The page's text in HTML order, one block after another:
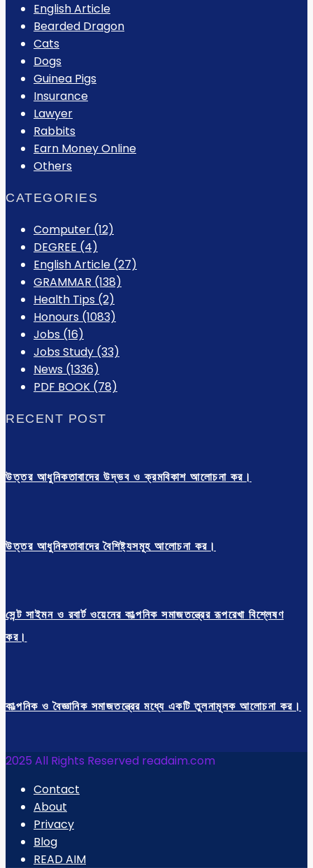
English Article
Bearded Dragon
Cats
Dogs
Guinea Pigs
Insurance
Lawyer
Rabbits
Earn Money Online
Others
CATEGORIES
Computer (12)
DEGREE (4)
English Article (27)
GRAMMAR (138)
Health Tips (2)
Honours (1083)
Jobs (16)
Jobs Study (33)
News (1336)
PDF BOOK (78)
RECENT POST
উত্তর আধুনিকতাবাদের উদ্ভব ও ক্রমবিকাশ আলোচনা কর।
উত্তর আধুনিকতাবাদের বৈশিষ্ট্যসমূহ আলোচনা কর।
সেন্ট সাইমন ও রবার্ট ওয়েনের কাল্পনিক সমাজতন্ত্রের রূপরেখা বিশ্লেষণ
কর।
কাল্পনিক ও বৈজ্ঞানিক সমাজতন্ত্রের মধ্যে একটি তুলনামূলক আলোচনা কর।
2025 All Rights Reserved readaim.com
Contact
About
Privacy
Blog
READ AIM